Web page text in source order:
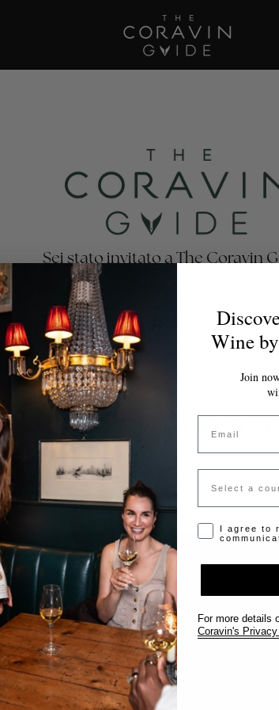
Sei stato invitato a The Coravin
Guide mette in risalto i programmi di
bar, hotel e club privati che celebrano la
affinché gli amanti del vino possano
per ogni occasione.
LE MODIFICHE VENGONO SALVATE AUTOMATICAMENTE
non valido o
prega di contattare l'amministratore per un
Supporto
Contattaci
Inserisci il tuo locale
FAQ’s
Wine
Join
Email
Country
Opt-inI agree to
For more details
Coravin's